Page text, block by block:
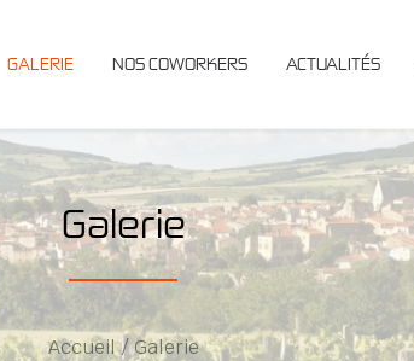
GALERIE NOS COWORKERS ACTUALITÉS
Galerie
Accueil Galerie